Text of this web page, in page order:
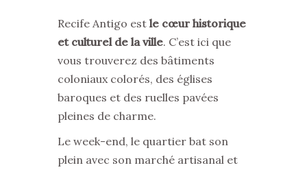
Recife Antigo est le cœur historique
et culturel de la ville. C’est ici que
vous trouverez des bâtiments
coloniaux colorés, des églises
baroques et des ruelles pavées
pleines de charme.
Le week-end, le quartier bat son
plein avec son marché artisanal et